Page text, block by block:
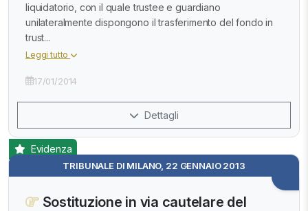
liquidatorio, con il quale trustee e guardiano
unilateralmente dispongono il trasferimento del fondo in
trust...
Leggi tutto
17/01/2014
Dettagli
TRIBUNALE DI MILANO, 22 GENNAIO 2013
Evidenza
Sostituzione in via cautelare del